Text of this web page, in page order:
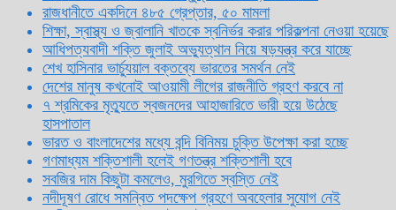
রাজধানীতে একদিনে ৪৮৫ গ্রেপ্তার, ৫০ মামলা
শিক্ষা, স্বাস্থ্য ও জ্বালানি খাতকে স্বনির্ভর করার পরিকল্পনা নেওয়া হয়েছে
আধিপত্যবাদী শক্তি জুলাই অভ্যুত্থান নিয়ে ষড়যন্ত্র করে যাচ্ছে
শেখ হাসিনার ভার্চ্যুয়াল বক্তব্যে ভারতের সমর্থন নেই
দেশের মানুষ কখনোই আওয়ামী লীগের রাজনীতি গ্রহণ করবে না
৭ শ্রমিকের মৃত্যুতে স্বজনদের আহাজারিতে ভারী হয়ে উঠেছে
হাসপাতাল
ভারত ও বাংলাদেশের মধ্যে বন্দি বিনিময় চুক্তি উপেক্ষা করা হচ্ছে
গণমাধ্যম শক্তিশালী হলেই গণতন্ত্র শক্তিশালী হবে
সবজির দাম কিছুটা কমলেও, মুরগিতে স্বস্তি নেই
নদীদূষণ রোধে সমন্বিত পদক্ষেপ গ্রহণে অবহেলার সুযোগ নেই